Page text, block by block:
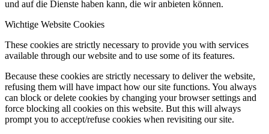
und auf die Dienste haben kann, die wir anbieten können.
Wichtige Website Cookies
These cookies are strictly necessary to provide you with services
available through our website and to use some of its features.
Because these cookies are strictly necessary to deliver the website,
refusing them will have impact how our site functions. You always
can block or delete cookies by changing your browser settings and
force blocking all cookies on this website. But this will always
prompt you to accept/refuse cookies when revisiting our site.